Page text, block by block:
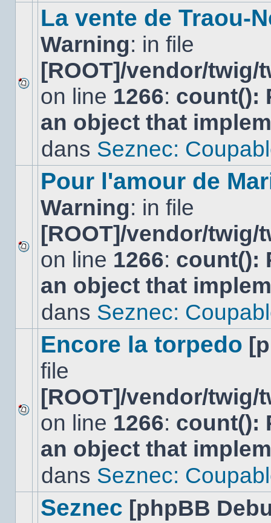
Aucun
nouveau
message
non-
dans
La vente de Traou-
Warning: in file
[ROOT]/vendor/
on line 1266: count():
an object that
dans Seznec:
Aucun
nouveau
message
non-
dans
Pour l'amour de
Warning: in file
[ROOT]/vendor/
on line 1266: count():
an object that
dans Seznec:
Aucun
nouveau
message
non-
dans
Encore la torpedo
file
[ROOT]/vendor/
on line 1266: count():
an object that
dans Seznec:
Seznec [phpBB